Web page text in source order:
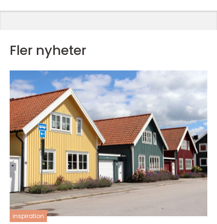
Fler nyheter
inspiration